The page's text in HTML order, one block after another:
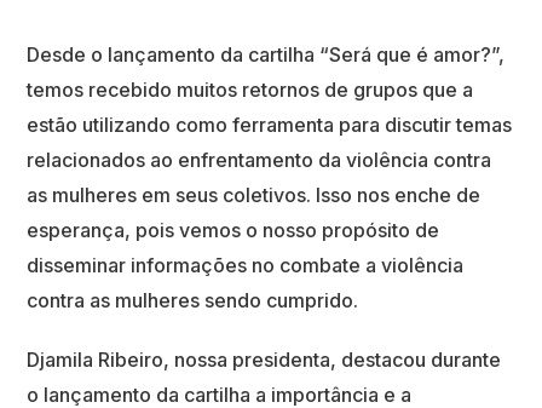
Desde o lançamento da cartilha “Será que é amor?”,
temos recebido muitos retornos de grupos que a
estão utilizando como ferramenta para discutir temas
relacionados ao enfrentamento da violência contra
as mulheres em seus coletivos. Isso nos enche de
esperança, pois vemos o nosso propósito de
disseminar informações no combate a violência
contra as mulheres sendo cumprido.
Djamila Ribeiro, nossa presidenta, destacou durante
o lançamento da cartilha a importância e a